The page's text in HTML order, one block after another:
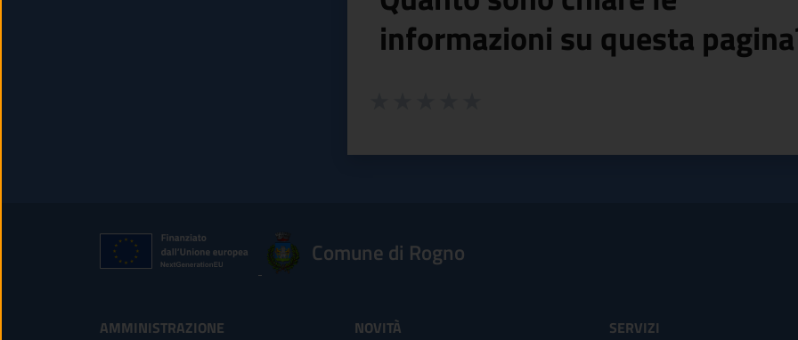
informazioni su questa
Comune di Rogno
AMMINISTRAZIONE NOVITÀ SERVIZI